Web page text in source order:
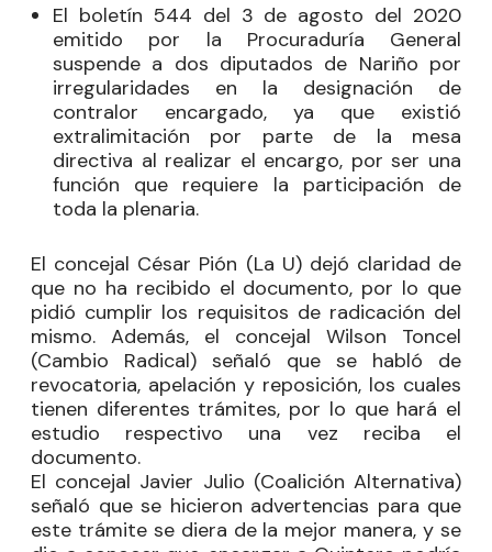
El boletín 544 del 3 de agosto del 2020
emitido por la Procuraduría General
suspende a dos diputados de Nariño por
irregularidades en la designación de
contralor encargado, ya que existió
extralimitación por parte de la mesa
directiva al realizar el encargo, por ser una
función que requiere la participación de
toda la plenaria.
El concejal César Pión (La U) dejó claridad de
que no ha recibido el documento, por lo que
pidió cumplir los requisitos de radicación del
mismo. Además, el concejal Wilson Toncel
(Cambio Radical) señaló que se habló de
revocatoria, apelación y reposición, los cuales
tienen diferentes trámites, por lo que hará el
estudio respectivo una vez reciba el
documento.
El concejal Javier Julio (Coalición Alternativa)
señaló que se hicieron advertencias para que
este trámite se diera de la mejor manera, y se